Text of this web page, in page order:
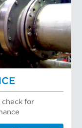
for